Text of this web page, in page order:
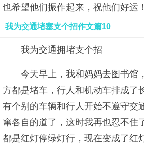
也希望他们振作起来，祝他们好运
我为交通堵塞支个招作文篇10
我为交通拥堵支个招
今天早上，我和妈妈去图书馆
方都是堵车，行人和机动车排成了
有个别的车辆和行人开始不遵守交
窜各自的道了，这时我再也忍不住
都是红灯停绿灯行，现在变成了红